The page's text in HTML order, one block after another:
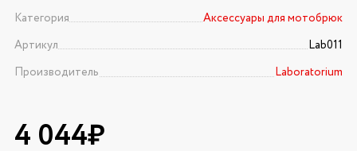
Категория
Аксессуары для мотобрюк
Артикул
Lab011
Производитель
Laboratorium
4 044₽